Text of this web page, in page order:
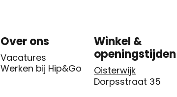
Over ons
Vacatures
Werken bij Hip&Go
Winkel &
openingstijden
Oisterwijk
Dorpsstraat 35